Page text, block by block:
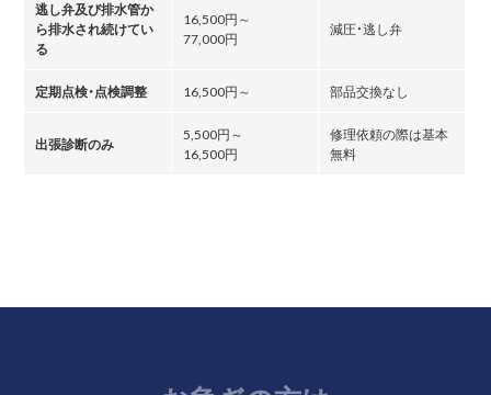
逃し弁及び排水管か
ら排水され続けてい
る
16,500円～
77,000円
減圧・逃し弁
定期点検・点検調整 16,500円～ 部品交換なし
出張診断のみ
5,500円～
16,500円
修理依頼の際は基本
無料